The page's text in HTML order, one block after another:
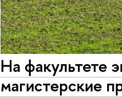
На факультете
магистерские